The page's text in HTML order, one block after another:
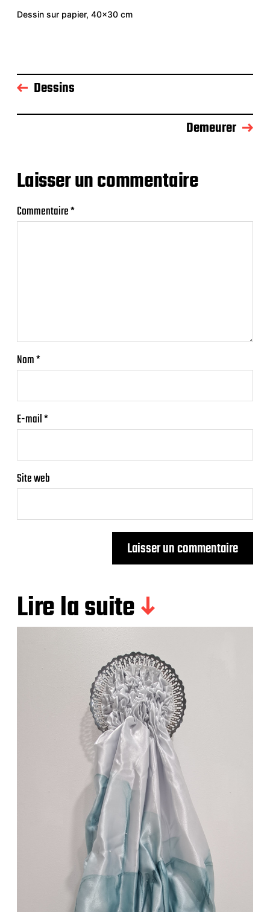
Dessin sur papier, 40×30 cm
Dessins
Demeurer
Laisser un commentaire
Commentaire*
Nom*
E-mail*
Site web
Lire la suite